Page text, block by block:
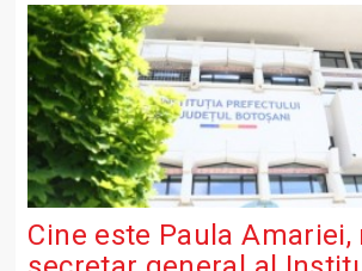
Cine este Paula Amariei,